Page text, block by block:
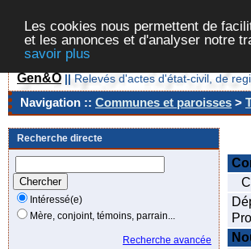
Les cookies nous permettent de
et les annonces et d'analyser notre
savoir plus
Gen&O || Relevés d'actes d'état-civil, de
Navigation :: Communes et paroisses >
Recherche directe
Intéressé(e)
Mère, conjoint, témoins, parrain...
Recherche avancée